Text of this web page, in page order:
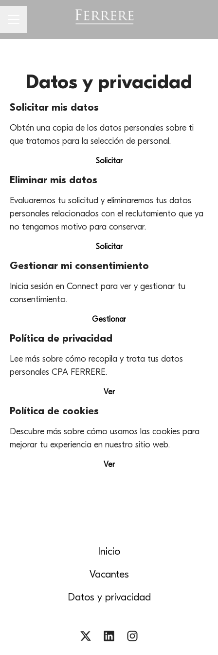
Datos y privacidad
Solicitar mis datos
Obtén una copia de los datos personales sobre ti
que tratamos para la selección de personal.
Solicitar
Eliminar mis datos
Evaluaremos tu solicitud y eliminaremos tus datos
personales relacionados con el reclutamiento que ya
no tengamos motivo para conservar.
Solicitar
Gestionar mi consentimiento
Inicia sesión en Connect para ver y gestionar tu
consentimiento.
Gestionar
Política de privacidad
Lee más sobre cómo recopila y trata tus datos
personales CPA FERRERE.
Ver
Política de cookies
Descubre más sobre cómo usamos las cookies para
mejorar tu experiencia en nuestro sitio web.
Ver
Inicio
Vacantes
Datos y privacidad